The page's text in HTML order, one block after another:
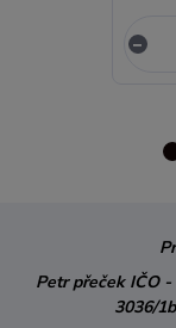
Petr přeček IČO
3036/